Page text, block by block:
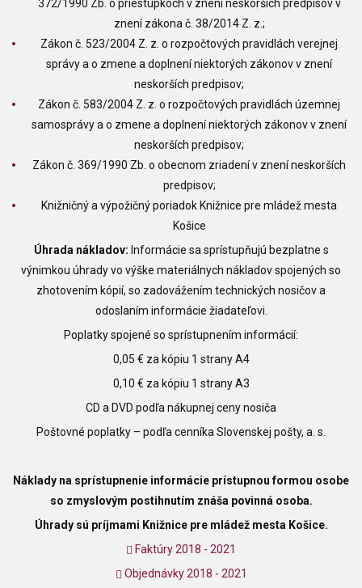
372/1990 Zb. o priestupkoch v znení neskorších predpisov v
znení zákona č. 38/2014 Z. z.;
Zákon č. 523/2004 Z. z. o rozpočtových pravidlách verejnej
správy a o zmene a doplnení niektorých zákonov v znení
neskorších predpisov;
Zákon č. 583/2004 Z. z. o rozpočtových pravidlách územnej
samosprávy a o zmene a doplnení niektorých zákonov v znení
neskorších predpisov;
Zákon č. 369/1990 Zb. o obecnom zriadení v znení neskorších
predpisov;
Knižničný a výpožičný poriadok Knižnice pre mládež mesta
Košice
Úhrada nákladov: Informácie sa sprístupňujú bezplatne s
výnimkou úhrady vo výške materiálnych nákladov spojených so
zhotovením kópií, so zadovážením technických nosičov a
odoslaním informácie žiadateľovi.
Poplatky spojené so sprístupnením informácií:
0,05 € za kópiu 1 strany A4
0,10 € za kópiu 1 strany A3
CD a DVD podľa nákupnej ceny nosiča
Poštovné poplatky – podľa cenníka Slovenskej pošty, a. s.
Náklady na sprístupnenie informácie prístupnou formou osobe
so zmyslovým postihnutím znáša povinná osoba.
Úhrady sú príjmami Knižnice pre mládež mesta Košice.
Faktúry 2018 - 2021
Objednávky2018 - 2021